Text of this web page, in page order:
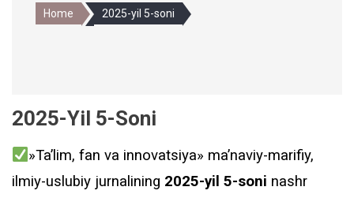
Home 2025-yil 5-soni
2025-Yil 5-Soni
»Ta’lim, fan va innovatsiya» ma’naviy-marifiy,
ilmiy-uslubiy jurnalining 2025-yil 5-soni nashr